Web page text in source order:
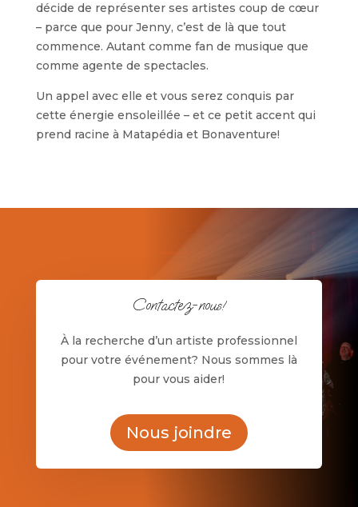
décide de représenter ses artistes coup de cœur
– parce que pour Jenny, c’est de là que tout
commence. Autant comme fan de musique que
comme agente de spectacles.
Un appel avec elle et vous serez conquis par
cette énergie ensoleillée – et ce petit accent qui
prend racine à Matapédia et Bonaventure!
Contactez-nous!
À la recherche d’un artiste professionnel
pour votre événement? Nous sommes là
pour vous aider!
Nous joindre